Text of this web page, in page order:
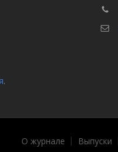
.
О журнале Выпуски